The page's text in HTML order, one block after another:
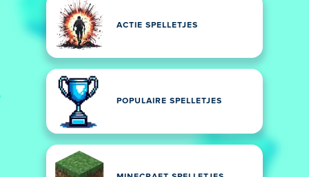
ACTIE SPELLETJES
POPULAIRE SPELLETJES